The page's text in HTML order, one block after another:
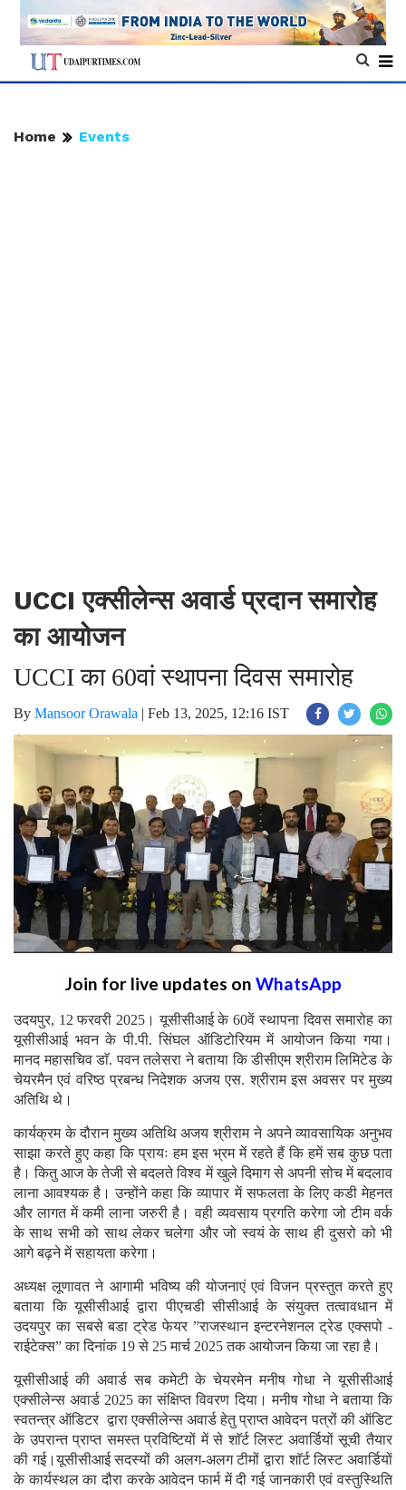
Home Events
UCCI एक्सीलेन्स अवार्ड प्रदान समारोह
का आयोजन
UCCI का 60वां स्थापना दिवस समारोह
By Mansoor Orawala | Feb 13, 2025, 12:16 IST
Join for live updates on WhatsApp
उदयपुर, 12 फरवरी 2025। यूसीसीआई के 60वें स्थापना दिवस समारोह का
यूसीसीआई भवन के पी.पी. सिंघल ऑडिटोरियम में आयोजन किया गया।
मानद महासचिव डाॅ. पवन तलेसरा ने बताया कि डीसीएम श्रीराम लिमिटेड के
चेयरमैन एवं वरिष्ठ प्रबन्ध निदेशक अजय एस. श्रीराम इस अवसर पर मुख्य
अतिथि थे।
कार्यक्रम के दौरान मुख्य अतिथि अजय श्रीराम ने अपने व्यावसायिक अनुभव
साझा करते हुए कहा कि प्रायः हम इस भ्रम में रहते हैं कि हमें सब कुछ पता
है। कितु आज के तेजी से बदलते विश्व में खुले दिमाग से अपनी सोच में बदलाव
लाना आवश्यक है। उन्होंने कहा कि व्यापार में सफलता के लिए कडी मेहनत
और लागत में कमी लाना जरुरी है। वही व्यवसाय प्रगति करेगा जो टीम वर्क
के साथ सभी को साथ लेकर चलेगा और जो स्वयं के साथ ही दुसरो को भी
आगे बढ़ने में सहायता करेगा।
अध्यक्ष लूणावत ने आगामी भविष्य की योजनाएं एवं विजन प्रस्तुत करते हुए
बताया कि यूसीसीआई द्वारा पीएचडी सीसीआई के संयुक्त तत्वावधान में
उदयपुर का सबसे बडा ट्रेड फेयर ”राजस्थान इन्टरनेशनल ट्रेड एक्सपो -
राईटेक्स” का दिनांक 19 से 25 मार्च 2025 तक आयोजन किया जा रहा है।
यूसीसीआई की अवार्ड सब कमेटी के चेयरमेन मनीष गोधा ने यूसीसीआई
एक्सीलेन्स अवार्ड 2025 का संक्षिप्त विवरण दिया। मनीष गोधा ने बताया कि
स्वतन्त्र ऑडिटर द्वारा एक्सीलेन्स अवार्ड हेतु प्राप्त आवेदन पत्रों की ऑडिट
के उपरान्त प्राप्त समस्त प्रविष्टियों में से शाॅर्ट लिस्ट अवार्डियों सूची तैयार
की गई।यूसीसीआई सदस्यों की अलग-अलग टीमों द्वारा शाॅर्ट लिस्ट अवार्डियों
के कार्यस्थल का दौरा करके आवेदन फार्म में दी गई जानकारी एवं वस्तुस्थिति